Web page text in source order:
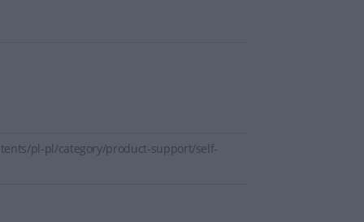
pl-pl/category/product-support/self-